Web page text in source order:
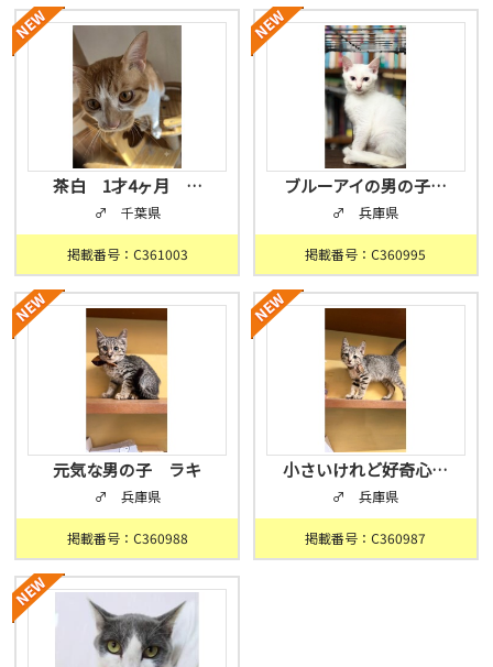
茶白 1才4ヶ月 …
♂ 千葉県
掲載番号：C361003
ブルーアイの男の子…
♂ 兵庫県
掲載番号：C360995
元気な男の子 ラキ
♂ 兵庫県
掲載番号：C360988
小さいけれど好奇心…
♂ 兵庫県
掲載番号：C360987